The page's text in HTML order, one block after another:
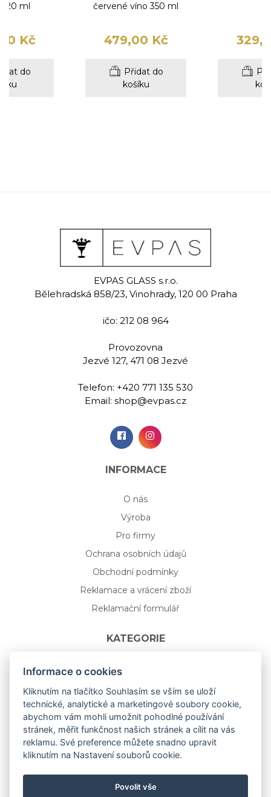
ml
Kč
do
červené víno 350 ml
479,00 Kč
Přidat do
košíku
Jasmine
Ručně rytá sklenice na
whisky 280 ml
Přidat do
EVPAS GLASS s.r.o.
Bělehradská 858/23, Vinohrady, 120 00 Praha
ičo: 212 08 964
Provozovna
Jezvé 127, 471 08 Jezvé
Telefon: +420 771 135 530
Email: shop@evpas.cz
INFORMACE
O nás
Výroba
Pro firmy
Ochrana osobních údajů
Obchodní podmínky
Reklamace a vrácení zboží
Reklamační formulář
KATEGORIE
Nápojové sklo
Bydlení
Dárkový poukaz na míru
Mystery box
Kolekce
NOVÁ rozkvetlá KOLEKCE 🌸🌼
Informace o cookies
Kliknutím na tlačítko Souhlasím se vším se uloží
technické, analytické a marketingové soubory cookie,
abychom vám mohli umožnit pohodlné používání
stránek, měřit funkčnost našich stránek a cílit na vás
reklamu. Své preference můžete snadno upravit
kliknutím na Nastavení souborů cookie.
Povolit vše